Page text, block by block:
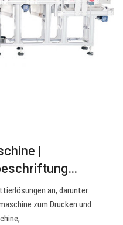
|
an, darunter:
zum Drucken und